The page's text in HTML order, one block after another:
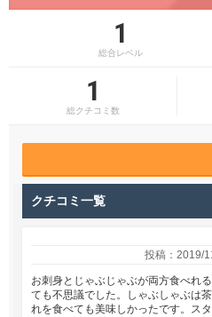
1
総合レベル
1
総クチコミ数
クチコミ一覧
投稿：2019/
お刺身とじゃぶじゃぶが両方食べれ
ても不思議でした。しゃぶしゃぶは
れを食べても美味しかったです。ス